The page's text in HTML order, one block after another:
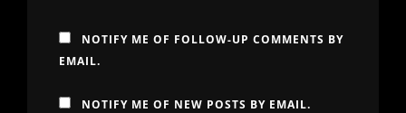
NOTIFY ME OF FOLLOW-UP COMMENTS BY
EMAIL.
NOTIFY ME OF NEW POSTS BY EMAIL.